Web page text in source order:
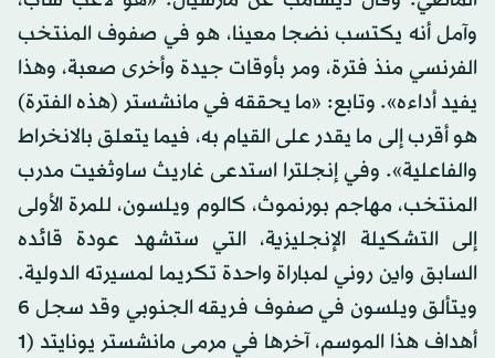
وآمل أنه يكتسب نضجا معينا، هو في صفوف المنتخب
الفرنسي منذ فترة، ومر بأوقات جيدة وأخرى صعبة، وهذا
يفيد أداءه». وتابع: «ما يحققه في مانشستر (هذه الفترة)
هو أقرب إلى ما يقدر على القيام به، فيما يتعلق بالانخراط
والفاعلية». وفي إنجلترا استدعى غاريث ساوثغيت مدرب
المنتخب، مهاجم بورنموث، كالوم ويلسون، للمرة الأولى
إلى التشكيلة الإنجليزية، التي ستشهد عودة قائده
السابق واين روني لمباراة واحدة تكريما لمسيرته الدولية.
ويتألق ويلسون في صفوف فريقه الجنوبي وقد سجل 6
أهداف هذا الموسم، آخرها في مرمى مانشستر يونايتد (1